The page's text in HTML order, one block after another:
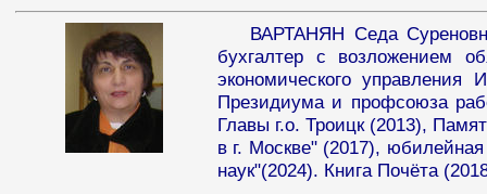
ВАРТАНЯН Седа
бухгалтер с возложением
экономического
Президиума и профсоюза
Главы г.о. Троицк (2013),
в г. Москве" (2017),
наук"(2024). Книга Почёта